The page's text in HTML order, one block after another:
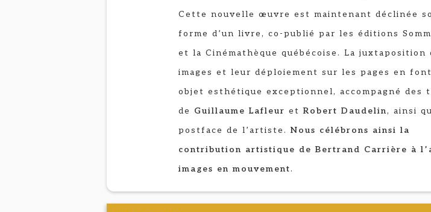
Cette nouvelle œuvre est maintenant déclinée
forme d’un livre, co-publié par les éditions
et la Cinémathèque québécoise. La juxtaposition
images et leur déploiement sur les pages en
objet esthétique exceptionnel, accompagné des
de Guillaume Lafleur et Robert Daudelin, ainsi
postface de l’artiste. Nous célébrons ainsi la
contribution artistique de Bertrand Carrière à
images en mouvement.